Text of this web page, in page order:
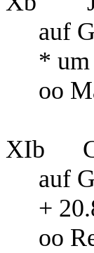
auf
*
oo
XIb
auf
+
oo